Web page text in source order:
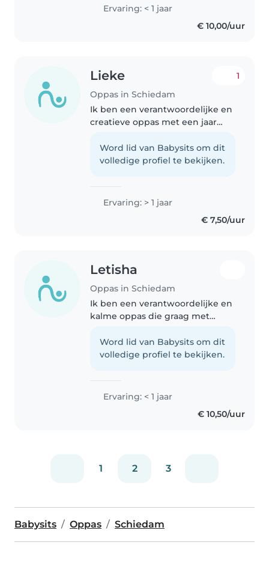
Ervaring: < 1 jaar
€ 10,00/uur
Lieke
Oppas in Schiedam
1
Ik ben een verantwoordelijke en
creatieve oppas met een jaar
en basisschoolkinderen. Ik ben
comfortabel met huisdieren,
Word lid van Babysits om dit
volledige profiel te bekijken.
Ervaring: > 1 jaar
€ 7,50/uur
Letisha
Oppas in Schiedam
Ik ben een verantwoordelijke en
kalme oppas die graag met
momenteel in mijn laatste jaar
van de middelbare school in de
Word lid van Babysits om dit
volledige profiel te bekijken.
Ervaring: < 1 jaar
€ 10,50/uur
1 2 3
Babysits Oppas Schiedam